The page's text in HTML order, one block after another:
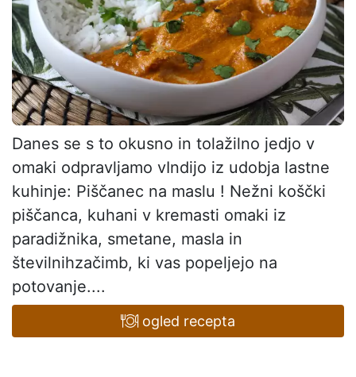
Danes se s to okusno in tolažilno jedjo v
omaki odpravljamo vIndijo iz udobja lastne
kuhinje: Piščanec na maslu ! Nežni koščki
piščanca, kuhani v kremasti omaki iz
paradižnika, smetane, masla in
številnihzačimb, ki vas popeljejo na
potovanje....
ogled recepta